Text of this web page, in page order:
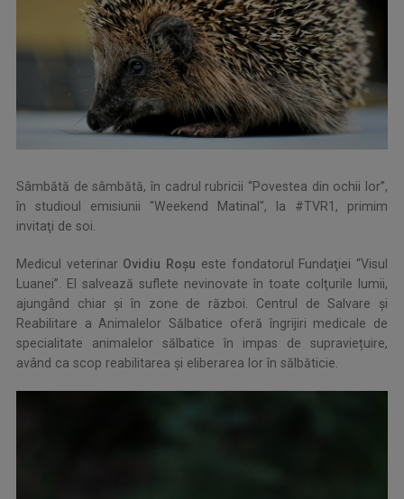
Sâmbătă de sâmbătă, în cadrul rubricii “Povestea din ochii lor”,
în studioul emisiunii "Weekend Matinal", la #TVR1, primim
invitaţi de soi.
Medicul veterinar Ovidiu Roşu este fondatorul Fundaţiei “Visul
Luanei”. El salvează suflete nevinovate în toate colţurile lumii,
ajungând chiar şi în zone de război. Centrul de Salvare și
Reabilitare a Animalelor Sălbatice oferă îngrijiri medicale de
specialitate animalelor sălbatice în impas de supraviețuire,
având ca scop reabilitarea și eliberarea lor în sălbăticie.